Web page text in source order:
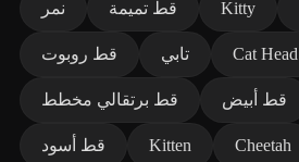
نمر قط تميمة Kitty
قط روبوت تابي Cat Head
قط برتقالي مخطط قط أبيض
قط أسود Kitten Cheetah